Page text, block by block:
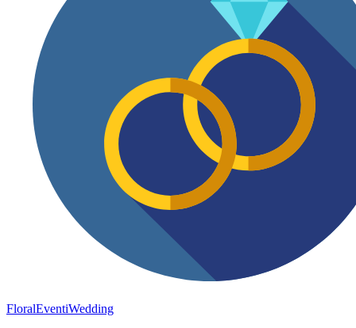
FloralEventiWedding